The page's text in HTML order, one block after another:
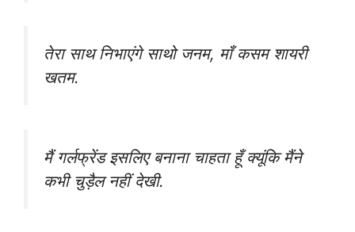
तेरा साथ निभाएंगे साथो जनम, माँ कसम शायरी
खतम.
मैं गर्लफ्रेंड इसलिए बनाना चाहता हूँ क्यूंकि मैंने
कभी चुड़ैल नहीं देखी.